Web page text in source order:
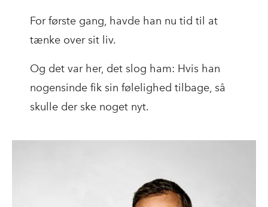
For første gang, havde han nu tid til at
tænke over sit liv.
Og det var her, det slog ham: Hvis han
nogensinde fik sin følelighed tilbage, så
skulle der ske noget nyt.